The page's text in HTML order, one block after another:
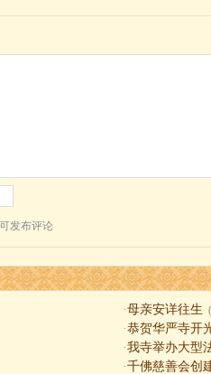
·母亲安详往生
·恭贺华严寺开
·我寺举办大型
·千佛慈善会创